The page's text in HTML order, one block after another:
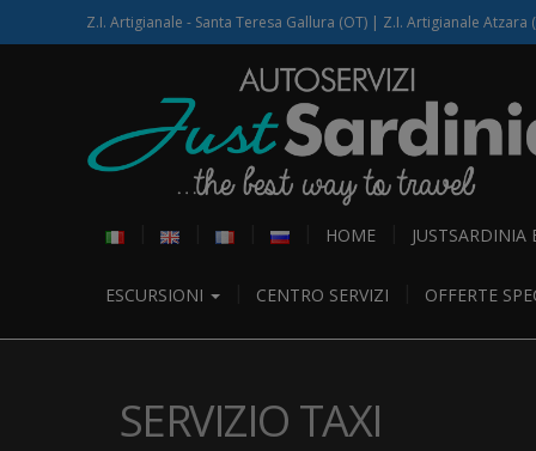
Z.I. Artigianale - Santa Teresa Gallura (OT) | Z.I. Artigianale Atzara
HOME JUSTSARDINIA
ESCURSIONI CENTRO SERVIZI OFFERTE
SERVIZIO TAXI